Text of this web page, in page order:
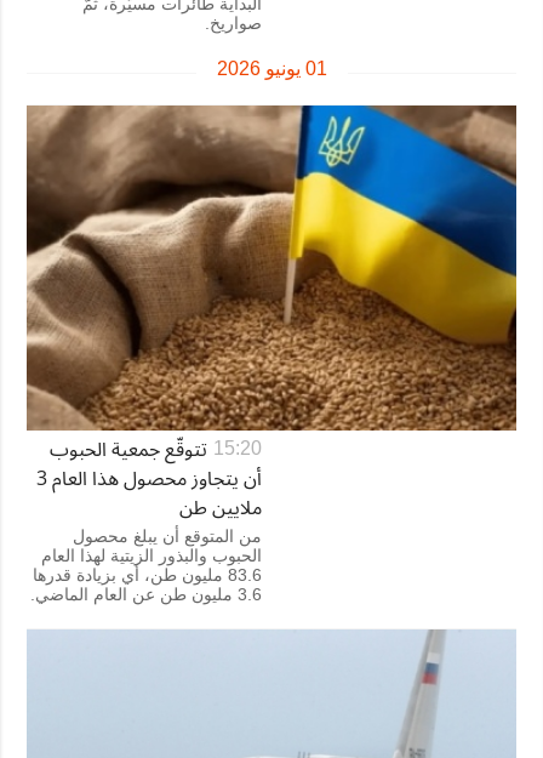
صواريخ.
01 يونيو 2026
15:20 تتوقّع جمعية الحبوب
أن يتجاوز محصول هذا العام 3
ملايين طن
من المتوقع أن يبلغ محصول
الحبوب والبذور الزيتية لهذا العام
83.6 مليون طن، أي بزيادة قدرها
3.6 مليون طن عن العام الماضي.